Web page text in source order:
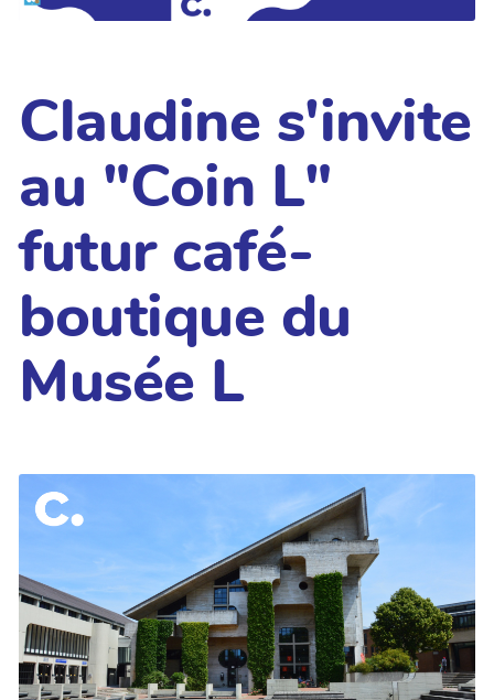
Claudine s'invite
au "Coin L"
futur café-
boutique du
Musée L